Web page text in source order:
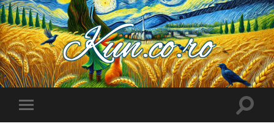
Kuncoro++
Toggle
mobile
Toggle